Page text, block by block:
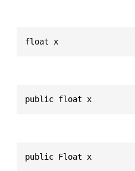
float x
public float x
public Float x